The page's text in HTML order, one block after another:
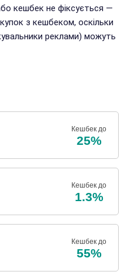
кешбек не фіксується —
з кешбеком, оскільки
реклами) можуть
Кешбек до
25%
Кешбек до
1.3%
Кешбек до
55%